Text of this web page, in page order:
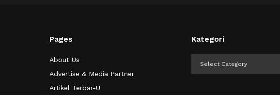
Pages
About Us
Advertise & Media Partner
Artikel Terbar-U
Kategori